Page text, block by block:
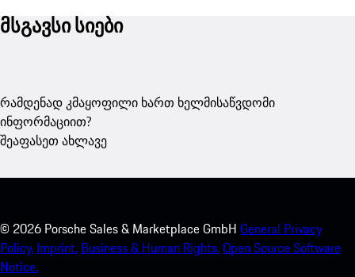
მსგავსი სიები
რამდენად კმაყოფილი ხართ ხელმისაწვდომი
ინფორმაციით?
შეაფასეთ ახლავე
© 2026 Porsche Sales & Marketplace GmbH General Privacy
Policy. Imprint. Business & Human Rights.Open Source Software
Notice.